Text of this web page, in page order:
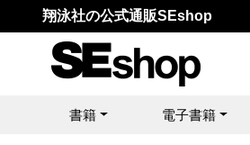
翔泳社の公式通販SEshop
書籍 電子書籍